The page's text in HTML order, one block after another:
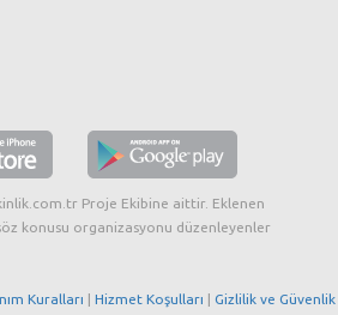
Proje Ekibine aittir. Eklenen
konusu organizasyonu düzenleyenler
Kuralları Hizmet Koşulları Gizlilik ve Güvenlik